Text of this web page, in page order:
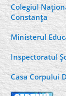
Colegiul
Constanţa
Ministerul
Inspectoratul
Casa Corpului